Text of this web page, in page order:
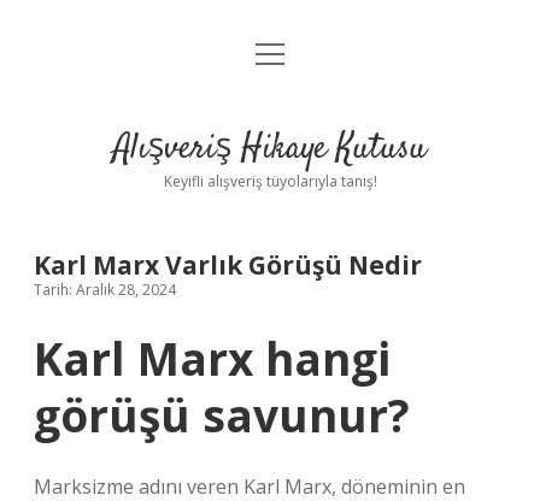
Anasayfa
Yasal Uyarı
menüyü
Alışveriş Hikaye Kutusu
Keyifli alışveriş tüyolarıyla tanış!
Karl Marx Varlık Görüşü Nedir
Tarih: Aralık 28, 2024
Karl Marx hangi
görüşü savunur?
Marksizme adını veren Karl Marx, döneminin en